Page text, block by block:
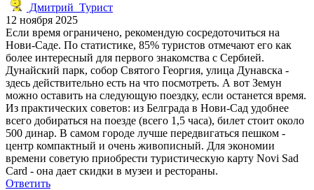
Дмитрий_Турист
12 ноября 2025
Если время ограничено, рекомендую сосредоточиться на
Нови-Саде. По статистике, 85% туристов отмечают его как
более интересный для первого знакомства с Сербией.
Дунайский парк, собор Святого Георгия, улица Дунавска -
здесь действительно есть на что посмотреть. А вот Земун
можно оставить на следующую поездку, если останется время.
Из практических советов: из Белграда в Нови-Сад удобнее
всего добираться на поезде (всего 1,5 часа), билет стоит около
500 динар. В самом городе лучше передвигаться пешком -
центр компактный и очень живописный. Для экономии
времени советую приобрести туристическую карту Novi Sad
Card - она дает скидки в музеи и рестораны.
Ответить